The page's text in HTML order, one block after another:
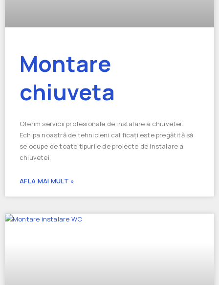
Montare
chiuveta
Oferim servicii profesionale de instalare a chiuvetei.
Echipa noastră de tehnicieni calificați este pregătită să
se ocupe de toate tipurile de proiecte de instalare a
chiuvetei.
AFLA MAI MULT »